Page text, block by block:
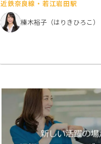
近鉄奈良線・若江岩田駅
榛木裕子（はりきひろこ）